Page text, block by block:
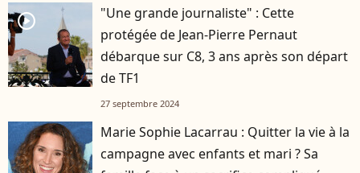
player2
"Une grande journaliste" : Cette
protégée de Jean-Pierre Pernaut
débarque sur C8, 3 ans après son départ
de TF1
27 septembre 2024
Marie Sophie Lacarrau : Quitter la vie à la
campagne avec enfants et mari ? Sa